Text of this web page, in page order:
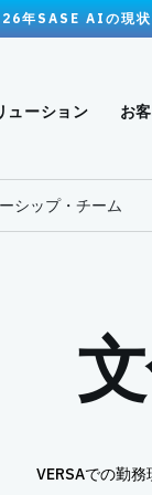
年SASE AIの現状
ューション お
シップ・チーム
VERSAでの勤務